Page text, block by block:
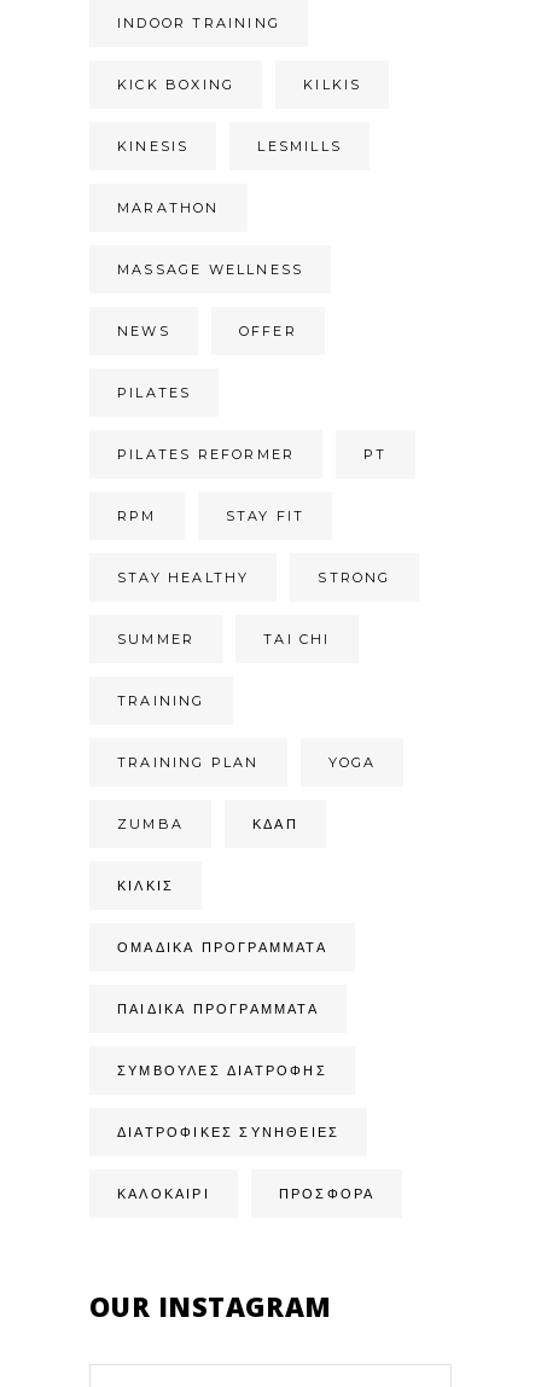
INDOOR TRAINING
KICK BOXING KILKIS
KINESIS LESMILLS
MARATHON
MASSAGE WELLNESS
NEWS OFFER
PILATES
PILATES REFORMER PT
RPM STAY FIT
STAY HEALTHY STRONG
SUMMER TAI CHI
TRAINING
TRAINING PLAN YOGA
ZUMBA ΚΔΑΠ
ΚΙΛΚΊΣ
ΟΜΑΔΙΚΆ ΠΡΟΓΡΆΜΜΑΤΑ
ΠΑΙΔΙΚΆ ΠΡΟΓΡΆΜΜΑΤΑ
ΣΥΜΒΟΥΛΈΣ ΔΙΑΤΡΟΦΉΣ
ΔΙΑΤΡΟΦΙΚΈΣ ΣΥΝΉΘΕΙΕΣ
ΚΑΛΟΚΑΙΡΙ ΠΡΟΣΦΟΡΑ
OUR INSTAGRAM